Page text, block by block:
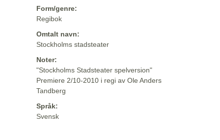
Form/genre:
Regibok
Omtalt navn:
Stockholms stadsteater
Noter:
"Stockholms Stadsteater spelversion"
Premiere 2/10-2010 i regi av Ole Anders
Tandberg
Språk:
Svensk